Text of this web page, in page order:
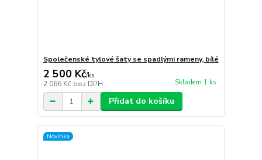
Společenské tylové šaty se spadlými rameny, bílé
2 500 Kč/ks
2 066 Kč bez DPH Skladem 1 ks
Přidat do košíku
Novinka